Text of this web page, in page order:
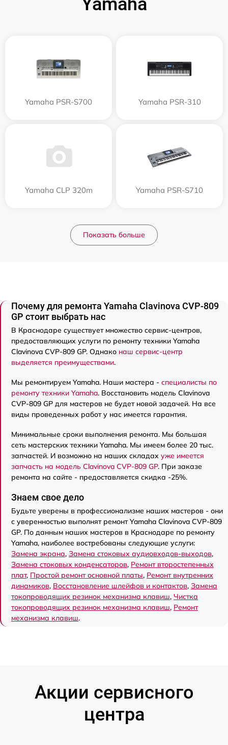
Yamaha PSR-S700 Yamaha PSR-310
Yamaha CLP 320m Yamaha PSR-S710
Показать больше
Почему для ремонта Yamaha Clavinova CVP-809
GP стоит выбрать нас
В Краснодаре существует множество сервис-центров,
предоставляющих услуги по ремонту техники Yamaha
Clavinova CVP-809 GP. Однако наш сервис-центр
выделяется преимуществами.
Мы ремонтируем Yamaha. Наши мастера - специалисты по
ремонту техники Yamaha. Восстановить модель Clavinova
CVP-809 GP для мастеров не будет новой задачей. На все
виды проведенных работ у нас имеется гарантия.
Минимальные сроки выполнения ремонта. Мы большая
сеть мастерских техники Yamaha. Мы имеем более 20 тыс.
запчастей. И возможно на наших складах уже имеется
запчасть на модель Clavinova CVP-809 GP. При заказе
ремонта на сайте - предоставляется скидка -25%.
Знаем свое дело
Будьте уверены в профессионализме наших мастеров - они
с уверенностью выполнят ремонт Yamaha Clavinova CVP-809
GP. По данным наших мастеров в Краснодаре по ремонту
Yamaha, наиболее востребованы следующие услуги:
Замена экрана, Замена стоковых аудиовходов-выходов,
Замена стоковых конденсаторов, Ремонт второстепенных
плат, Простой ремонт основной платы, Ремонт внутренних
динамиков, Восстановление шлейфов и контактов, Замена
токопроводящих резинок механизма клавиш, Чистка
токопроводящих резинок механизма клавиш, Ремонт
механизма клавиш.
Акции сервисного
центра